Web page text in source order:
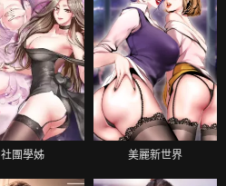
社團學姊 美麗新世界